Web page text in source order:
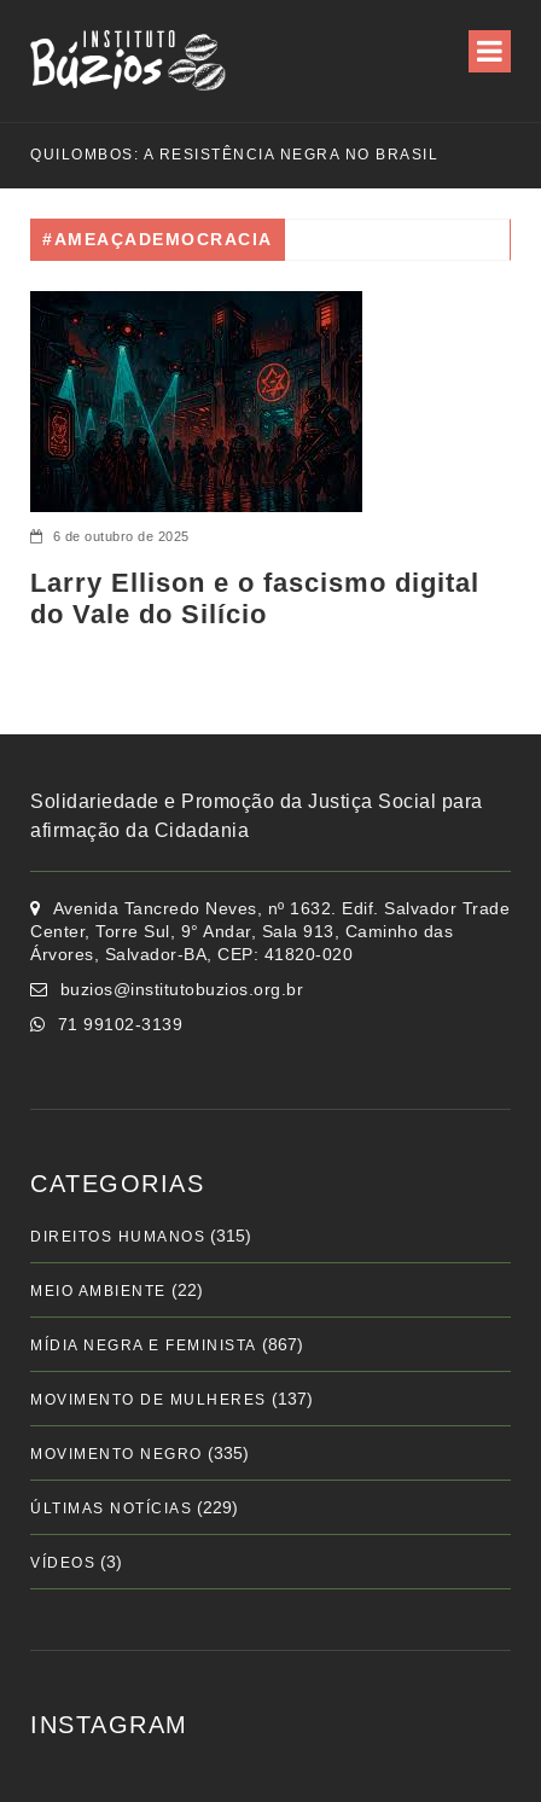
QUILOMBOS: A RESISTÊNCIA NEGRA NO BRASIL
#AMEAÇADEMOCRACIA
6 de outubro de 2025
Larry Ellison e o fascismo digital
do Vale do Silício
Solidariedade e Promoção da Justiça Social para
afirmação da Cidadania
Avenida Tancredo Neves, nº 1632. Edif. Salvador Trade
Center, Torre Sul, 9° Andar, Sala 913, Caminho das
Árvores, Salvador-BA, CEP: 41820-020
buzios@institutobuzios.org.br
71 99102-3139
CATEGORIAS
DIREITOS HUMANOS (315)
MEIO AMBIENTE (22)
MÍDIA NEGRA E FEMINISTA (867)
MOVIMENTO DE MULHERES (137)
MOVIMENTO NEGRO (335)
ÚLTIMAS NOTÍCIAS (229)
VÍDEOS (3)
INSTAGRAM